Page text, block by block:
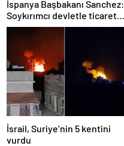
İspanya Başbakanı Sanchez:
Soykırımcı devletle ticaret
yapmayız
İsrail, Suriye’nin 5 kentini
vurdu